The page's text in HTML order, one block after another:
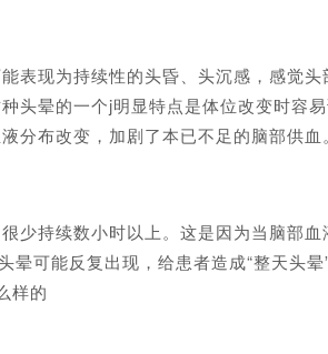
现为持续性的头昏、头沉感，感觉头
头晕的一个j明显特点是体位改变时容
分布改变，加剧了本已不足的脑部供血。
持续数小时以上。这是因为当脑部血
可能反复出现，给患者造成“整天头
样的